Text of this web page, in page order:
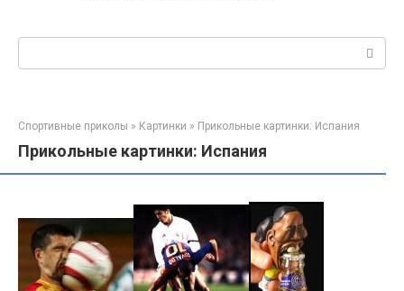
Спортивные приколы » Картинки » Прикольные картинки: Испания
Прикольные картинки: Испания